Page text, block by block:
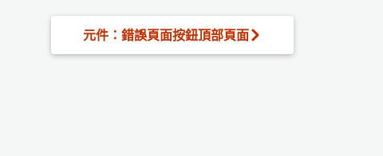
元件：錯誤頁面按鈕頂部頁面